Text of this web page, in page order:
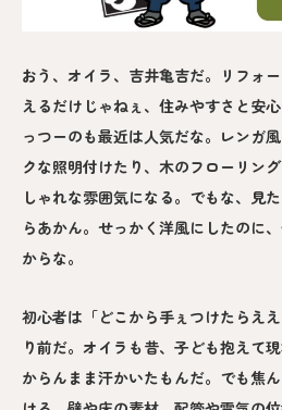
おう、オイラ、吉井亀吉だ。リフォ
えるだけじゃねぇ、住みやすさと安
っつーのも最近は人気だな。レンガ
クな照明付けたり、木のフローリン
しゃれな雰囲気になる。でもな、見
らあかん。せっかく洋風にしたのに
からな。
初心者は「どこから手ぇつけたらえ
り前だ。オイラも昔、子ども抱えて
からんまま汗かいたもんだ。でも焦